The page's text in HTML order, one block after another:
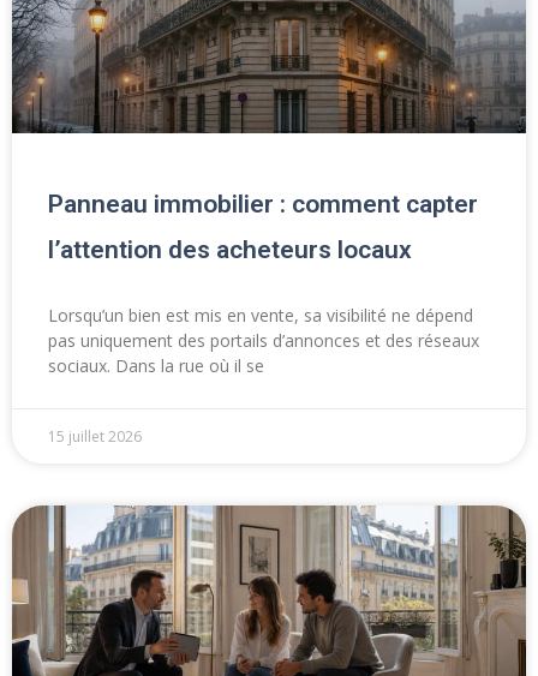
Panneau immobilier : comment capter
l’attention des acheteurs locaux
Lorsqu’un bien est mis en vente, sa visibilité ne dépend
pas uniquement des portails d’annonces et des réseaux
sociaux. Dans la rue où il se
15 juillet 2026